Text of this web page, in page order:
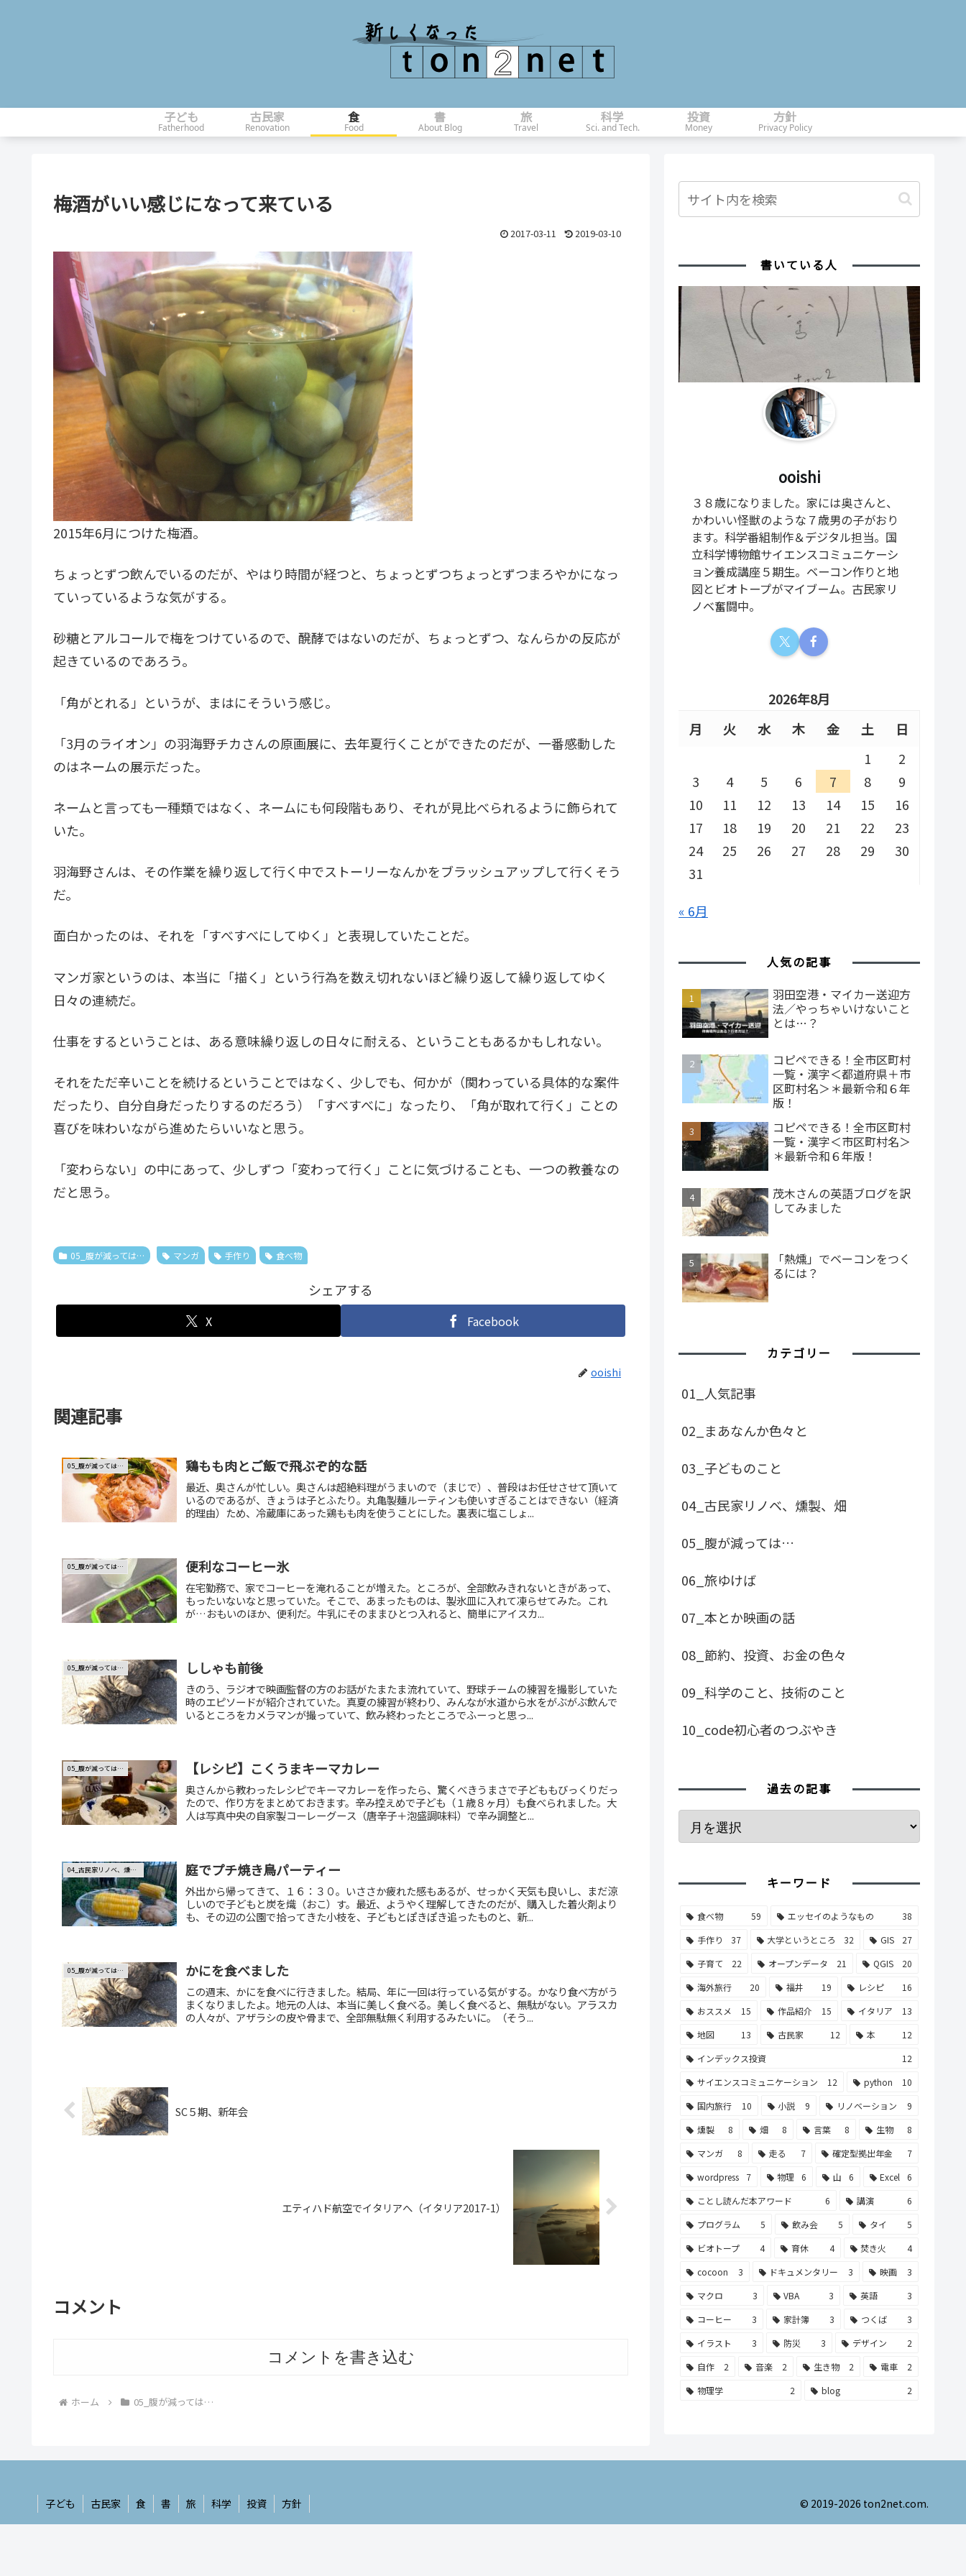
子ども
Fatherhood
古民家
Renovation
食
Food
書
About Blog
旅
Travel
科学
Sci. and Tech.
投資
Money
方針
Privacy Policy
梅酒がいい感じになって来ている
2017-03-11 2019-03-10
2015年6月につけた梅酒。
ちょっとずつ飲んでいるのだが、やはり時間が経つと、ちょっとずつちょっとずつまろやかになっ
ていっているような気がする。
砂糖とアルコールで梅をつけているので、醗酵ではないのだが、ちょっとずつ、なんらかの反応が
起きているのであろう。
「角がとれる」というが、まはにそういう感じ。
「3月のライオン」の羽海野チカさんの原画展に、去年夏行くことができたのだが、一番感動した
のはネームの展示だった。
ネームと言っても一種類ではなく、ネームにも何段階もあり、それが見比べられるように飾られて
いた。
羽海野さんは、その作業を繰り返して行く中でストーリーなんかをブラッシュアップして行くそう
だ。
面白かったのは、それを「すべすべにしてゆく」と表現していたことだ。
マンガ家というのは、本当に「描く」という行為を数え切れないほど繰り返して繰り返してゆく
日々の連続だ。
仕事をするということは、ある意味繰り返しの日々に耐える、ということもあるかもしれない。
それをただ辛いことを続けるということではなく、少しでも、何かが（関わっている具体的な案件
だったり、自分自身だったりするのだろう）「すべすべに」なったり、「角が取れて行く」ことの
喜びを味わいながら進めたらいいなと思う。
「変わらない」の中にあって、少しずつ「変わって行く」ことに気づけることも、一つの教養なの
だと思う。
05_腹が減っては… マンガ 手作り 食べ物
シェアする
X Facebook
ooishi
関連記事
05_腹が減っては… 鶏もも肉とご飯で飛ぶぞ的な話
最近、奥さんが忙しい。奥さんは超絶料理がうまいので（まじで）、普段はお任せさせて頂いて
いるのであるが、きょうは子とふたり。丸亀製麺ルーティンも使いすぎることはできない（経済
的理由）ため、冷蔵庫にあった鶏もも肉を使うことにした。裏表に塩こしょ...
05_腹が減っては… 便利なコーヒー氷
在宅勤務で、家でコーヒーを淹れることが増えた。ところが、全部飲みきれないときがあって、
もったいないなと思っていた。そこで、あまったものは、製氷皿に入れて凍らせてみた。これ
が…おもいのほか、便利だ。牛乳にそのままひとつ入れると、簡単にアイスカ...
05_腹が減っては… ししゃも前後
きのう、ラジオで映画監督の方のお話がたまたま流れていて、野球チームの練習を撮影していた
時のエピソードが紹介されていた。真夏の練習が終わり、みんなが水道から水をがぶがぶ飲んで
いるところをカメラマンが撮っていて、飲み終わったところでふーっと思っ...
05_腹が減っては… 【レシピ】こくうまキーマカレー
奥さんから教わったレシピでキーマカレーを作ったら、驚くべきうまさで子どももびっくりだっ
たので、作り方をまとめておきます。辛み控えめで子ども（１歳８ヶ月）も食べられました。大
人は写真中央の自家製コーレーグース（唐辛子＋泡盛調味料）で辛み調整と...
04_古民家リノベ、燻製、畑 庭でプチ焼き鳥パーティー
外出から帰ってきて、１６：３０。いささか疲れた感もあるが、せっかく天気も良いし、まだ涼
しいので子どもと炭を熾（おこ）す。最近、ようやく理解してきたのだが、購入した着火剤より
も、その辺の公園で拾ってきた小枝を、子どもとぽきぽき追ったものと、新...
05_腹が減っては… かにを食べました
この週末、かにを食べに行きました。結局、年に一回は行っている気がする。かなり食べ方がう
まくなりましたよ。地元の人は、本当に美しく食べる。美しく食べると、無駄がない。アラスカ
の人々が、アザラシの皮や骨まで、全部無駄無く利用するみたいに。（そう...
SC５期、新年会
エティハド航空でイタリアへ（イタリア2017-1）
コメント
コメントを書き込む
ホーム 05_腹が減っては…
書いている人
ooishi
３８歳になりました。家には奥さんと、
かわいい怪獣のような７歳男の子がおり
ます。科学番組制作＆デジタル担当。国
立科学博物館サイエンスコミュニケーシ
ョン養成講座５期生。ベーコン作りと地
図とビオトープがマイブーム。古民家リ
ノベ奮闘中。
2026年8月
月
火 水 木 金 土
日
1
2
3
4 5 6 7 8
9
10
11 12 13 14 15
16
17
18 19 20 21 22
23
24
25 26 27 28 29
30
31
« 6月
人気の記事
羽田空港・マイカー送迎方
法／やっちゃいけないこと
とは…？
コピペできる！全市区町村
一覧・漢字＜都道府県＋市
区町村名＞＊最新令和６年
版！
コピペできる！全市区町村
一覧・漢字＜市区町村名＞
＊最新令和６年版！
茂木さんの英語ブログを訳
してみました
「熱燻」でベーコンをつく
るには？
カテゴリー
01_人気記事
02_まあなんか色々と
03_子どものこと
04_古民家リノベ、燻製、畑
05_腹が減っては…
06_旅ゆけば
07_本とか映画の話
08_節約、投資、お金の色々
09_科学のこと、技術のこと
10_code初心者のつぶやき
過去の記事
キーワード
食べ物 59 エッセイのようなもの
38
手作り
37 大学というところ 32 GIS
27
子育て
22 オープンデータ 21 QGIS
20
海外旅行
20 福井 19 レシピ
16
おススメ
15 作品紹介 15 イタリア
13
地図
13 古民家 12 本
12
インデックス投資
12
サイエンスコミュニケーション
12 python
10
国内旅行
10 小説 9 リノベーション
9
燻製
8 畑 8 言葉 8 生物
8
マンガ
8 走る 7 確定型拠出年金
7
wordpress
7 物理 6 山 6 Excel
6
ことし読んだ本アワード
6 講演
6
プログラム
5 飲み会 5 タイ
5
ビオトープ
4 育休 4 焚き火
4
cocoon
3 ドキュメンタリー 3 映画
3
マクロ
3 VBA 3 英語
3
コーヒー
3 家計簿 3 つくば
3
イラスト
3 防災 3 デザイン
2
自作
2 音楽 2 生き物 2 電車
2
物理学
2 blog 2
子ども 古民家 食 書 旅 科学 投資 方針 © 2019-2026 ton2net.com.